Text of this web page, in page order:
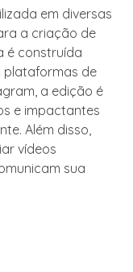
em diversas
a criação de
é construída
plataformas de
a edição é
e impactantes
Além disso,
vídeos
sua